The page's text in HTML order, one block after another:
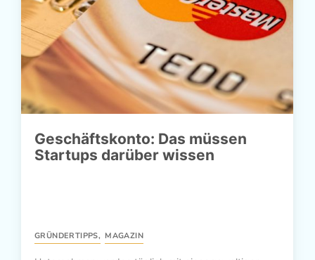
Geschäftskonto: Das müssen
Startups darüber wissen
GRÜNDERTIPPS, MAGAZIN